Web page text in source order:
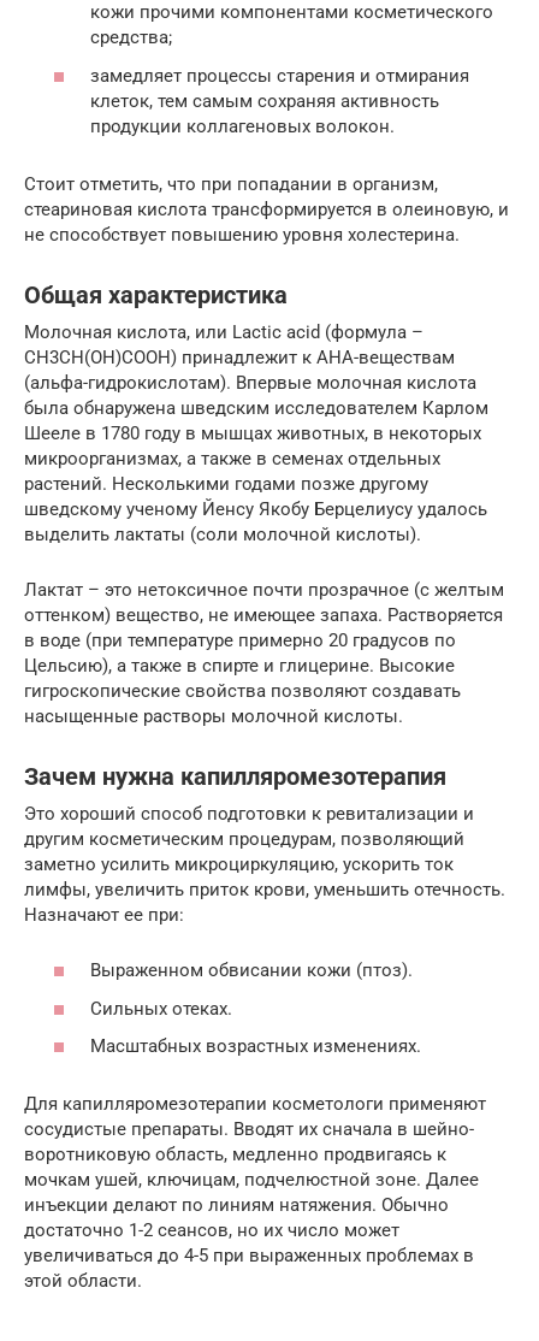
кожи прочими компонентами косметического
средства;
замедляет процессы старения и отмирания
клеток, тем самым сохраняя активность
продукции коллагеновых волокон.
Стоит отметить, что при попадании в организм,
стеариновая кислота трансформируется в олеиновую, и
не способствует повышению уровня холестерина.
Общая характеристика
Молочная кислота, или Lactic acid (формула –
CH3CH(OH)COOH) принадлежит к АНА-веществам
(альфа-гидрокислотам). Впервые молочная кислота
была обнаружена шведским исследователем Карлом
Шееле в 1780 году в мышцах животных, в некоторых
микроорганизмах, а также в семенах отдельных
растений. Несколькими годами позже другому
шведскому ученому Йенсу Якобу Берцелиусу удалось
выделить лактаты (соли молочной кислоты).
Лактат – это нетоксичное почти прозрачное (с желтым
оттенком) вещество, не имеющее запаха. Растворяется
в воде (при температуре примерно 20 градусов по
Цельсию), а также в спирте и глицерине. Высокие
гигроскопические свойства позволяют создавать
насыщенные растворы молочной кислоты.
Зачем нужна капилляромезотерапия
Это хороший способ подготовки к ревитализации и
другим косметическим процедурам, позволяющий
заметно усилить микроциркуляцию, ускорить ток
лимфы, увеличить приток крови, уменьшить отечность.
Назначают ее при:
Выраженном обвисании кожи (птоз).
Сильных отеках.
Масштабных возрастных изменениях.
Для капилляромезотерапии косметологи применяют
сосудистые препараты. Вводят их сначала в шейно-
воротниковую область, медленно продвигаясь к
мочкам ушей, ключицам, подчелюстной зоне. Далее
инъекции делают по линиям натяжения. Обычно
достаточно 1-2 сеансов, но их число может
увеличиваться до 4-5 при выраженных проблемах в
этой области.